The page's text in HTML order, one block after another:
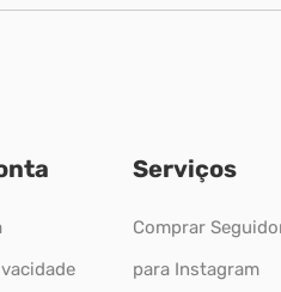
Serviços
Comprar
para Instagram